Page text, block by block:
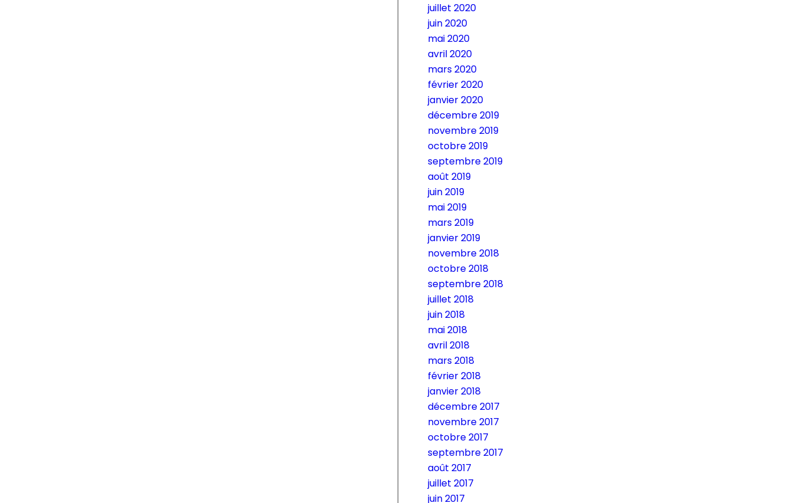
juillet 2020
juin 2020
mai 2020
avril 2020
mars 2020
février 2020
janvier 2020
décembre 2019
novembre 2019
octobre 2019
septembre 2019
août 2019
juin 2019
mai 2019
mars 2019
janvier 2019
novembre 2018
octobre 2018
septembre 2018
juillet 2018
juin 2018
mai 2018
avril 2018
mars 2018
février 2018
janvier 2018
décembre 2017
novembre 2017
octobre 2017
septembre 2017
août 2017
juillet 2017
juin 2017